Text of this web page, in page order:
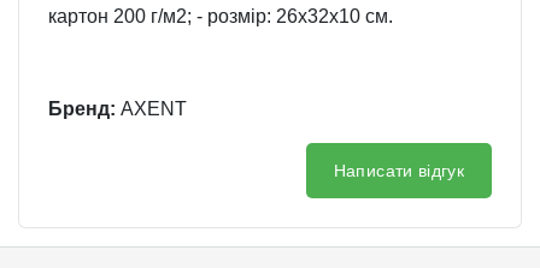
картон 200 г/м2; - розмір: 26х32х10 см.
Бренд: AXENT
Написати відгук